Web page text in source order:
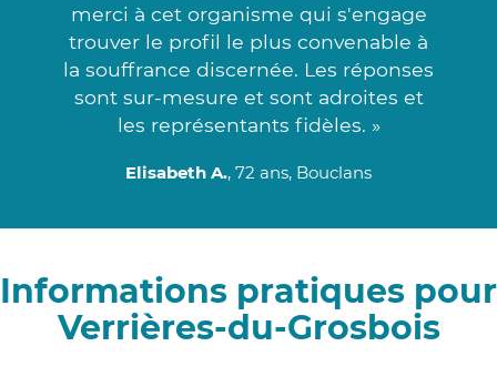
merci à cet organisme qui s'engage
trouver le profil le plus convenable à
la souffrance discernée. Les réponses
sont sur-mesure et sont adroites et
les représentants fidèles. »
Elisabeth A., 72 ans, Bouclans
Informations pratiques pour
Verrières-du-Grosbois